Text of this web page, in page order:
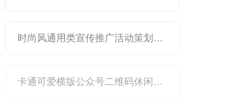
时尚风通用类宣传推广活动策划公众号内页海报
卡通可爱横版公众号二维码休闲娱乐